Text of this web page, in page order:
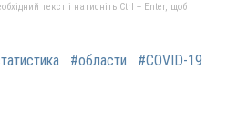
текст і натисніть Ctrl + Enter, щоб
#области #COVID-19